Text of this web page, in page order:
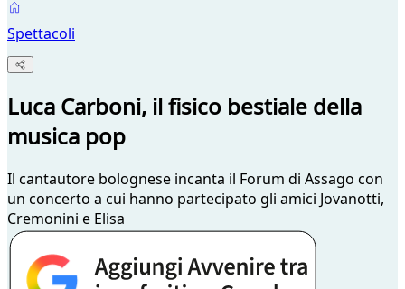
Spettacoli
Luca Carboni, il fisico bestiale della
musica pop
Il cantautore bolognese incanta il Forum di Assago con
un concerto a cui hanno partecipato gli amici Jovanotti,
Cremonini e Elisa